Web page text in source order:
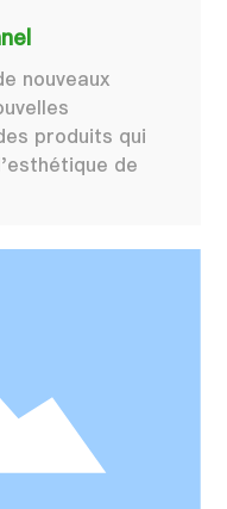
nouveaux
produits qui
de